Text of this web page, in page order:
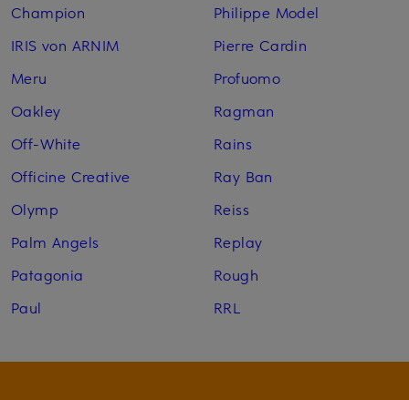
Champion
IRIS von ARNIM
Meru
Oakley
Off-White
Officine Creative
Olymp
Palm Angels
Patagonia
Paul
Philippe Model
Pierre Cardin
Profuomo
Ragman
Rains
Ray Ban
Reiss
Replay
Rough
RRL